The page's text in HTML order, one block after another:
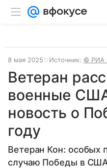
8 мая 2025 Источник: © РИА
Ветеран
военные
новость о
году
Ветеран Кон: особых
случаю Победы в